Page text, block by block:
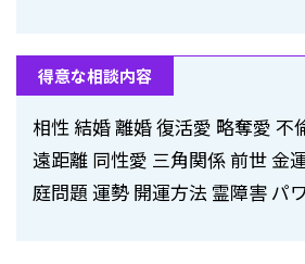
得意な相談内容
相性 結婚 離婚 復活愛 略奪愛 不
遠距離 同性愛 三角関係 前世 金
庭問題 運勢 開運方法 霊障害 パ